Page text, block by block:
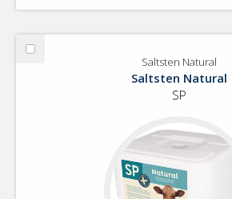
Välj
Saltsten Natural
Saltsten Natural
SP